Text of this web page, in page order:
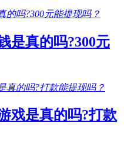
是真的吗?300元
戏是真的吗?打款